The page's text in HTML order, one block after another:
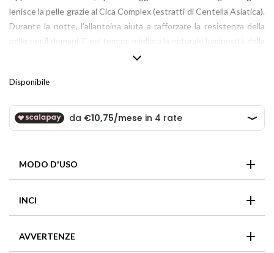
lenisce la pelle grazie al Cica Complex (estratti di Centella Asiatica).
Durante la notte, l’allantoina aiuta a rafforzare la resistenza della
pelle per il domani. E nel tempo, migliora la naturale luminosità della
Disponibile
MODO D'USO
nella tua routine serale. Lascia agire durante la notte,
risciacqua al mattino.
INCI
PROPANEDIOL, CAPRYLYL METHICONE, VINYL
AVVERTENZE